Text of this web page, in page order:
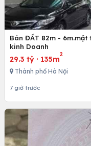
Bán ĐẤT 82m - 6m.mặt
kinh Doanh
29.3 tỷ · 135m
2
Thành phố Hà Nội
7 giờ trước